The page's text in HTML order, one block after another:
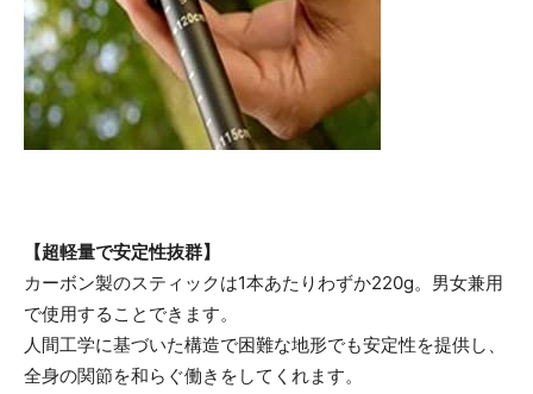
【超軽量で安定性抜群】
カーボン製のスティックは1本あたりわずか220g。男女兼用
で使用することできます。
人間工学に基づいた構造で困難な地形でも安定性を提供し、
全身の関節を和らぐ働きをしてくれます。